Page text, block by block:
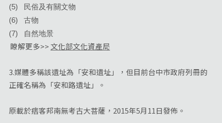
(5) 民俗及有關文物
(6) 古物
(7) 自然地景
瞭解更多>>文化部文化資產局
3.媒體多稱該遺址為「安和遺址」，但目前台中市政府列冊的
正確名稱為「安和路遺址」。
原載於痞客邦南無考古大菩薩，2015年5月11日發佈。